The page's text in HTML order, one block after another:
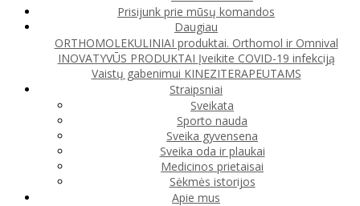
Prisijunk prie mūsų komandos
Daugiau
ORTHOMOLEKULINIAI produktai. Orthomol ir Omnival
INOVATYVŪS PRODUKTAI Įveikite COVID-19 infekciją
Vaistų gabenimui KINEZITERAPEUTAMS
Straipsniai
Sveikata
Sporto nauda
Sveika gyvensena
Sveika oda ir plaukai
Medicinos prietaisai
Sėkmės istorijos
Apie mus